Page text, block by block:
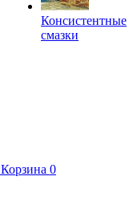
Консистентные
смазки
Корзина 0